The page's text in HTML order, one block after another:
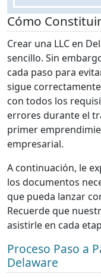
Cómo
Crear una LLC en
sencillo. Sin
cada paso para
sigue
con todos los
errores durante el
primer
empresarial.
A continuación, le
los documentos
que pueda lanzar
Recuerde que
asistirle en cada
Proceso Paso a
Delaware